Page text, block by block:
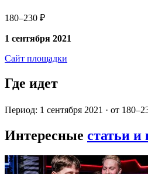
180–230 ₽
1 сентября 2021
Сайт площадки
Где идет
Период: 1 сентября 2021 · от
Интересные статьи и